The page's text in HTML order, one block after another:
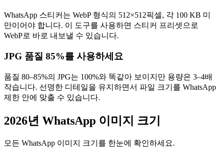
WhatsApp 스티커는 WebP 형식의 512×512픽셀, 각 100 KB 미
만이어야 합니다. 이 도구를 사용하면 스티커 프리셋으로
WebP로 바로 내보낼 수 있습니다.
JPG 품질 85%를 사용하세요
품질 80–85%의 JPG는 100%와 똑같아 보이지만 용량은 3–4배
작습니다. 선명한 디테일을 유지하면서 파일 크기를 WhatsApp
제한 안에 맞출 수 있습니다.
2026년 WhatsApp 이미지 크기
모든 WhatsApp 이미지 크기를 한눈에 확인하세요.